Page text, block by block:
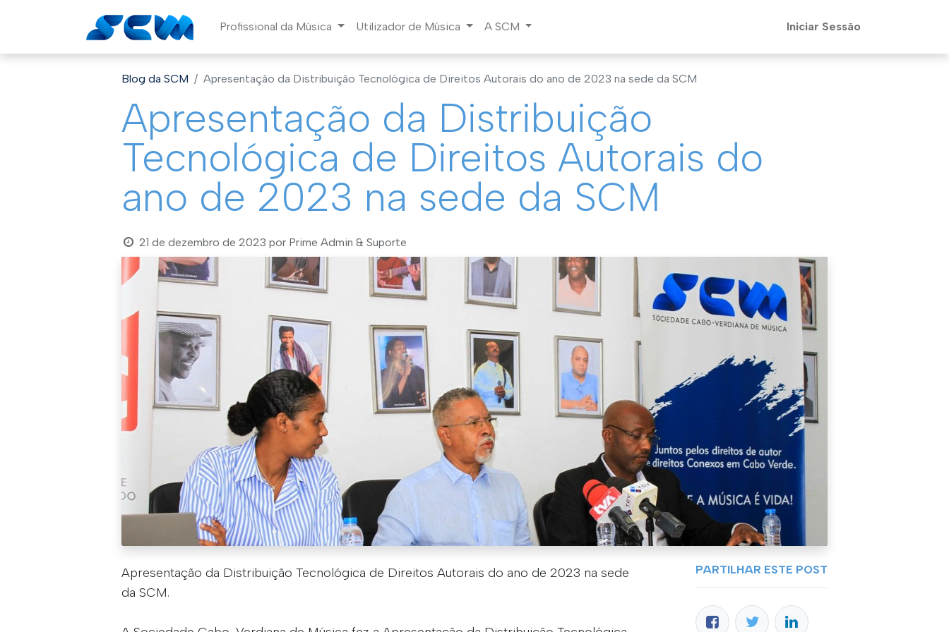
Profissional da Música Utilizador de Música A SCM Iniciar Sessão
Blog da SCM Apresentação da Distribuição Tecnológica de Direitos Autorais do ano de 2023 na sede da SCM
Apresentação da Distribuição
Tecnológica de Direitos Autorais do
ano de 2023 na sede da SCM
21 de dezembro de 2023 por Prime Admin & Suporte
Apresentação da Distribuição Tecnológica de Direitos Autorais do ano de 2023 na sede
da SCM.
PARTILHAR ESTE POST